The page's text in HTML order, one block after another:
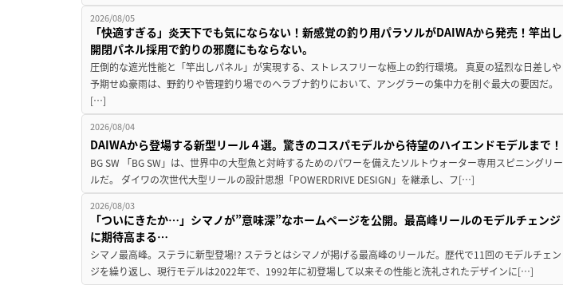
2026/08/05
「快適すぎる」炎天下でも気にならない！新感覚の釣り用パラソルがDAIWAから発売！竿出し
開閉パネル採用で釣りの邪魔にもならない。
圧倒的な遮光性能と「竿出しパネル」が実現する、ストレスフリーな極上の釣行環境。 真夏の猛烈な日差しや
予期せぬ豪雨は、野釣りや管理釣り場でのヘラブナ釣りにおいて、アングラーの集中力を削ぐ最大の要因だ。
[…]
2026/08/04
DAIWAから登場する新型リール４選。驚きのコスパモデルから待望のハイエンドモデルまで！
BG SW 「BG SW」は、世界中の大型魚と対峙するためのパワーを備えたソルトウォーター専用スピニングリー
ルだ。 ダイワの次世代大型リールの設計思想「POWERDRIVE DESIGN」を継承し、フ[…]
2026/08/03
「ついにきたか…」シマノが”意味深”なホームページを公開。最高峰リールのモデルチェンジ
に期待高まる…
シマノ最高峰。ステラに新型登場!? ステラとはシマノが掲げる最高峰のリールだ。歴代で11回のモデルチェン
ジを繰り返し、現行モデルは2022年で、1992年に初登場して以来その性能と洗礼されたデザインに[…]